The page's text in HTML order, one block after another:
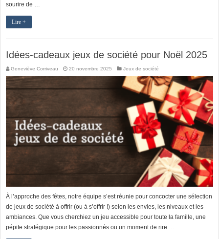
sourire de …
Lire +
Idées-cadeaux jeux de société pour Noël 2025
Geneviève Corriveau 20 novembre 2025 Jeux de société
À l’approche des fêtes, notre équipe s’est réunie pour concocter une sélection
de jeux de société à offrir (ou à s’offrir !) selon les envies, les niveaux et les
ambiances. Que vous cherchiez un jeu accessible pour toute la famille, une
pépite stratégique pour les passionnés ou un moment de rire …